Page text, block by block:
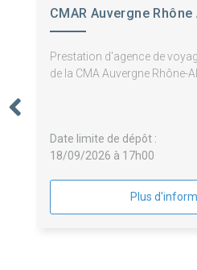
CMAR Auvergne Rhône
Prestation d'agence de
de la CMA Auvergne Rhône-
Date limite de dépôt :
18/09/2026 à 17h00
Plus